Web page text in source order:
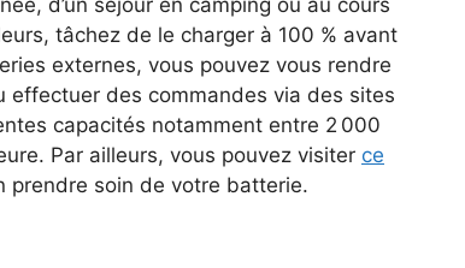
d’un séjour en camping ou au cours
tâchez de le charger à 100 % avant
externes, vous pouvez vous rendre
des commandes via des sites
capacités notamment entre 2 000
Par ailleurs, vous pouvez visiter ce
prendre soin de votre batterie.